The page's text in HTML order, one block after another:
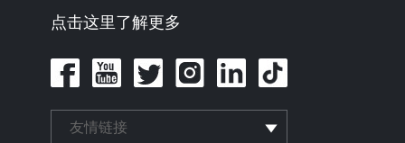
点击这里了解更多
友情链接